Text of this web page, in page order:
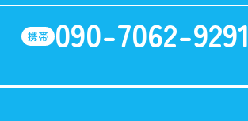
携帯 090-7062-9291